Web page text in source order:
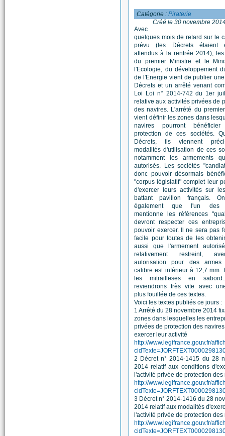
Catégorie :Piraterie
Créé le 30 novembre
Avec
quelques mois de retard sur le
prévu (les Décrets étaient
attendus à la rentrée 2014),
du premier Ministre et le
l'Ecologie, du développement
de l'Energie vient de publier
Décrets et un arrêté venant
Loi Loi n° 2014-742 du 1er
relative aux activités privées de
des navires. L'arrété du
vient définir les zones dans
navires pourront
protection de ces sociétés.
Décrets, ils viennent
modalités d'utilisation de ces
notamment les armements
autorisés. Les sociétés
donc pouvoir désormais
"corpus législatif" complet leur
d'exercer leurs activités sur
battant pavillon français.
également que l'un des
mentionne les références
devront respecter ces
pouvoir exercer. Il ne sera pas
facile pour toutes de les
aussi que l'armement
relativement restreint,
autorisation pour des
calibre est inférieur à 12,7 mm.
les mitrailleses en
reviendrons très vite avec
plus fouillée de ces textes.
Voici les textes publiés ce jours :
1 Arrêté du 28 novembre 2014
zones dans lesquelles les
privées de protection des
exercer leur activité
http://www.legifrance.gouv.fr/
2 Décret n° 2014-1415 du 28
2014 relatif aux conditions
l'activité privée de protection des
http://www.legifrance.gouv.fr/
3 Décret n° 2014-1416 du 28
2014 relatif aux modalités
l'activité privée de protection des
http://www.legifrance.gouv.fr/